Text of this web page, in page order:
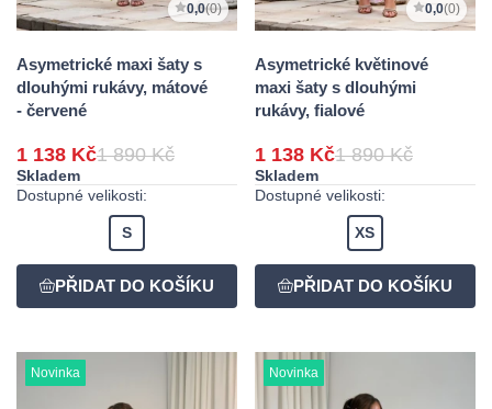
0,0(0)
Asymetrické maxi šaty s
dlouhými rukávy, mátové
- červené
1 138 Kč1 890 Kč
Skladem
Dostupné velikosti:
S
0,0(0)
Asymetrické květinové
maxi šaty s dlouhými
rukávy, fialové
1 138 Kč1 890 Kč
Skladem
Dostupné velikosti:
XS
Novinka Novinka